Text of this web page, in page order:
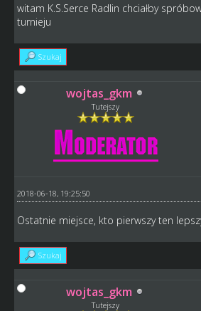
witam K.S.Serce Radlin chciałby
turnieju
Szukaj
wojtas_gkm
Tutejszy
2018-06-18, 19:25:50
Ostatnie miejsce, kto pierwszy ten
Szukaj
wojtas_gkm
Tutejszy